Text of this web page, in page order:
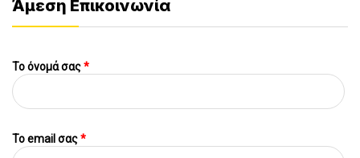
Άμεση Επικοινωνία
Το όνομά σας*
To email σας*